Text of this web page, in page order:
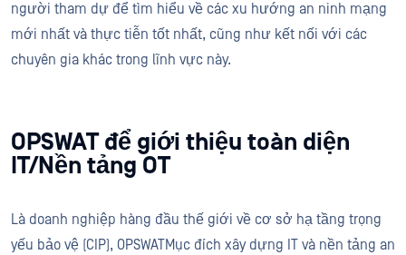
người tham dự để tìm hiểu về các xu hướng an ninh mạng
mới nhất và thực tiễn tốt nhất, cũng như kết nối với các
chuyên gia khác trong lĩnh vực này.
OPSWAT để giới thiệu toàn diện
IT/Nền tảng OT
Là doanh nghiệp hàng đầu thế giới về cơ sở hạ tầng trọng
yếu bảo vệ (CIP), OPSWATMục đích xây dựng IT và nền tảng an